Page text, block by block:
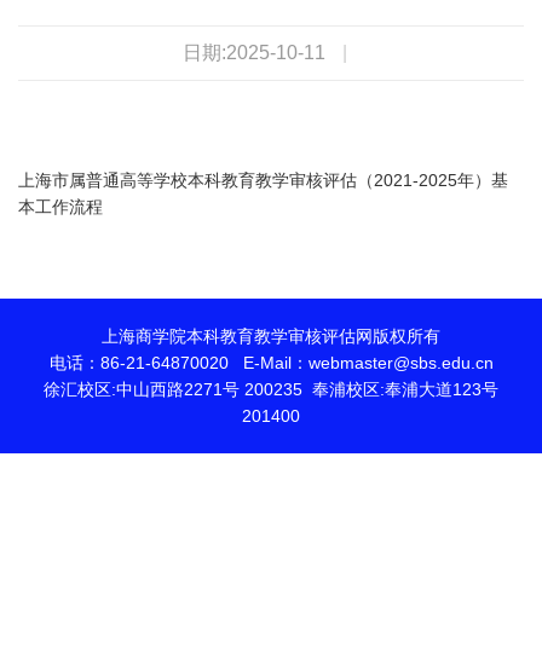
日期:2025-10-11
上海市属普通高等学校本科教育教学审核评估（2021-2025年）基
本工作流程
上海商学院本科教育教学审核评估网版权所有
电话：86-21-64870020 E-Mail：webmaster@sbs.edu.cn
徐汇校区:中山西路2271号 200235 奉浦校区:奉浦大道123号
201400